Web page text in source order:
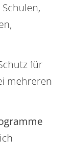
für
mehreren